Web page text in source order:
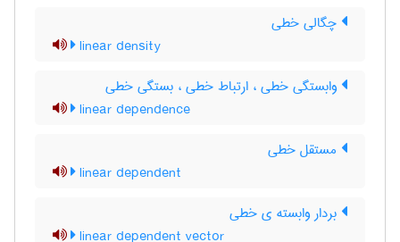
چگالی خطی
linear density
وابستگی خطی ، ارتباط خطی ، بستگی خطی
linear dependence
مستقل خطی
linear dependent
بردار وابسته ی خطی
linear dependent vector